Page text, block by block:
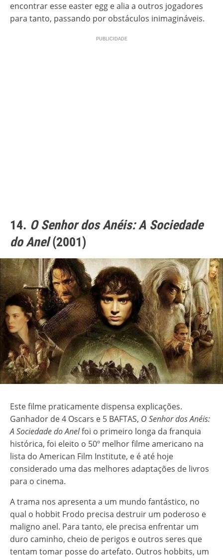
encontrar esse easter egg e alia a outros jogadores
para tanto, passando por obstáculos inimagináveis.
14. O Senhor dos Anéis: A Sociedade
do Anel(2001)
Este filme praticamente dispensa explicações.
Ganhador de 4 Oscars e 5 BAFTAS, O Senhor dos Anéis:
A Sociedade do Anelfoi o primeiro longa da franquia
histórica, foi eleito o 50º melhor filme americano na
lista do American Film Institute, e é até hoje
considerado uma das melhores adaptações de livros
para o cinema.
A trama nos apresenta a um mundo fantástico, no
qual o hobbit Frodo precisa destruir um poderoso e
maligno anel. Para tanto, ele precisa enfrentar um
duro caminho, cheio de perigos e outros seres que
tentam tomar posse do artefato. Outros hobbits, um